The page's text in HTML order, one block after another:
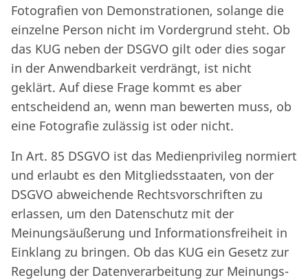
Fotografien von Demonstrationen, solange die
einzelne Person nicht im Vordergrund steht. Ob
das KUG neben der DSGVO gilt oder dies sogar
in der Anwendbarkeit verdrängt, ist nicht
geklärt. Auf diese Frage kommt es aber
entscheidend an, wenn man bewerten muss, ob
eine Fotografie zulässig ist oder nicht.
In Art. 85 DSGVO ist das Medienprivileg normiert
und erlaubt es den Mitgliedsstaaten, von der
DSGVO abweichende Rechtsvorschriften zu
erlassen, um den Datenschutz mit der
Meinungsäußerung und Informationsfreiheit in
Einklang zu bringen. Ob das KUG ein Gesetz zur
Regelung der Datenverarbeitung zur Meinungs-